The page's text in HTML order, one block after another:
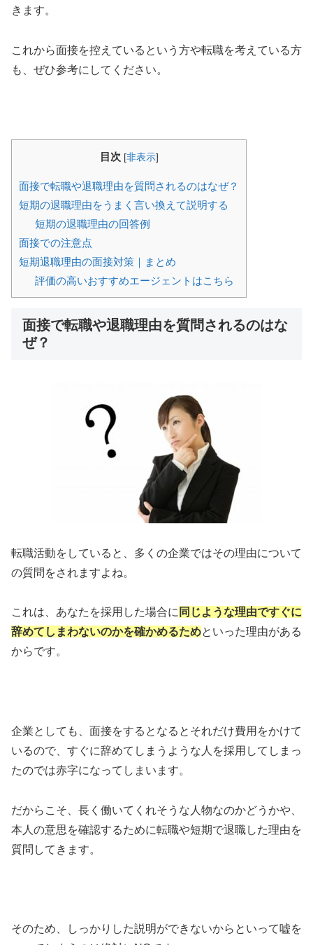
きます。
これから面接を控えているという方や転職を考えている方
も、ぜひ参考にしてください。
目次 [非表示]
面接で転職や退職理由を質問されるのはなぜ？
短期の退職理由をうまく言い換えて説明する
短期の退職理由の回答例
面接での注意点
短期退職理由の面接対策｜まとめ
評価の高いおすすめエージェントはこちら
面接で転職や退職理由を質問されるのはな
ぜ？
転職活動をしていると、多くの企業ではその理由について
の質問をされますよね。
これは、あなたを採用した場合に 同じような理由ですぐに
辞めてしまわないのかを確かめるためといった理由がある
からです。
企業としても、面接をするとなるとそれだけ費用をかけて
いるので、すぐに辞めてしまうような人を採用してしまっ
たのでは赤字になってしまいます。
だからこそ、長く働いてくれそうな人物なのかどうかや、
本人の意思を確認するために転職や短期で退職した理由を
質問してきます。
そのため、しっかりした説明ができないからといって嘘を